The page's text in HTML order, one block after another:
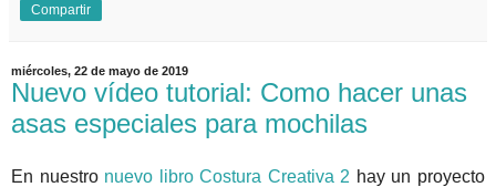
Compartir
miércoles, 22 de mayo de 2019
Nuevo vídeo tutorial: Como hacer unas
asas especiales para mochilas
En nuestro nuevo libro Costura Creativa 2 hay un proyecto